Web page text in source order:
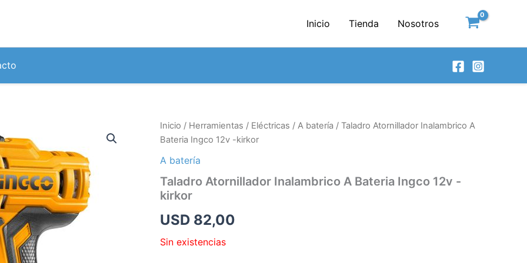
Inicio Tienda Nosotros
Inicio / Herramientas / Eléctricas / A batería / Taladro Atornillador Inalambrico A
Bateria Ingco 12v -kirkor
A batería
Taladro Atornillador Inalambrico A Bateria Ingco 12v -
kirkor
USD 82,00
Sin existencias